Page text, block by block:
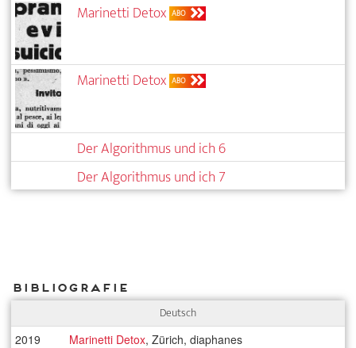
Marinetti Detox ABO
Marinetti Detox ABO
Der Algorithmus und ich 6
Der Algorithmus und ich 7
Bibliografie
Deutsch
2019 Marinetti Detox, Zürich, diaphanes